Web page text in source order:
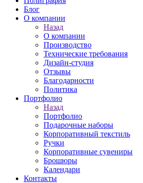
Блог
О компании
Назад
О компании
Производство
Технические требования
Дизайн-студия
Отзывы
Благодарности
Политика
Портфолио
Назад
Портфолио
Подарочные наборы
Корпоративный текстиль
Ручки
Корпоративные сувениры
Брошюры
Календари
Контакты